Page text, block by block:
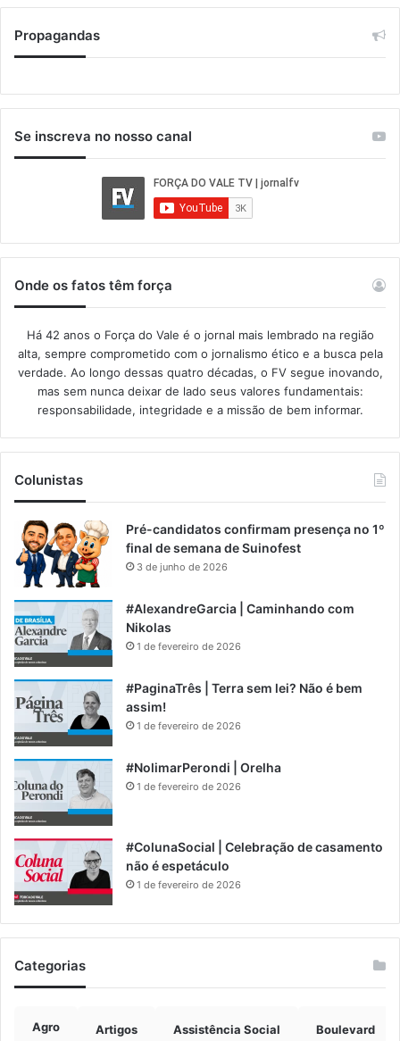
Propagandas
Se inscreva no nosso canal
Onde os fatos têm força
Há 42 anos o Força do Vale é o jornal mais lembrado na região
alta, sempre comprometido com o jornalismo ético e a busca pela
verdade. Ao longo dessas quatro décadas, o FV segue inovando,
mas sem nunca deixar de lado seus valores fundamentais:
responsabilidade, integridade e a missão de bem informar.​
Colunistas
Pré-candidatos confirmam presença no 1º
final de semana de Suinofest
3 de junho de 2026
#AlexandreGarcia | Caminhando com
Nikolas
1 de fevereiro de 2026
#PaginaTrês | Terra sem lei? Não é bem
assim!
1 de fevereiro de 2026
#NolimarPerondi | Orelha
1 de fevereiro de 2026
#ColunaSocial | Celebração de casamento
não é espetáculo
1 de fevereiro de 2026
Categorias
Agro Artigos Assistência Social Boulevard